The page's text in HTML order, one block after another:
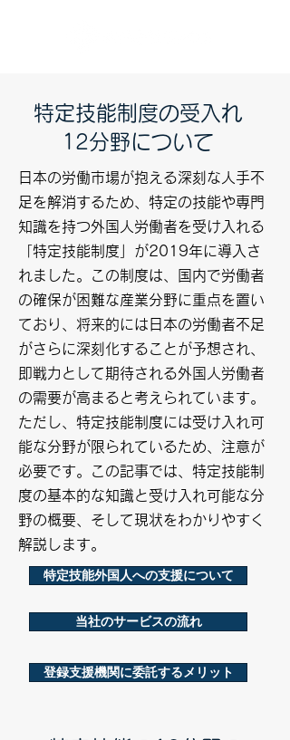
特定技能制度の受入れ
12分野について
日本の労働市場が抱える深刻な人手不
足を解消するため、特定の技能や専門
知識を持つ外国人労働者を受け入れる
「特定技能制度」が2019年に導入さ
れました。この制度は、国内で労働者
の確保が困難な産業分野に重点を置い
ており、将来的には日本の労働者不足
がさらに深刻化することが予想され、
即戦力として期待される外国人労働者
の需要が高まると考えられています。
ただし、特定技能制度には受け入れ可
能な分野が限られているため、注意が
必要です。この記事では、特定技能制
度の基本的な知識と受け入れ可能な分
野の概要、そして現状をわかりやすく
解説します。
特定技能外国人への支援について
当社のサービスの流れ
登録支援機関に委託するメリット